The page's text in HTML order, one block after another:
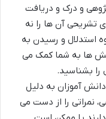
و درک و دریافت
تشریحی آن ها را نه
استدلال و رسیدن به
ها به شما کمک می
را بشناسید.
آموزان به دلیل
نمراتی را از دست می